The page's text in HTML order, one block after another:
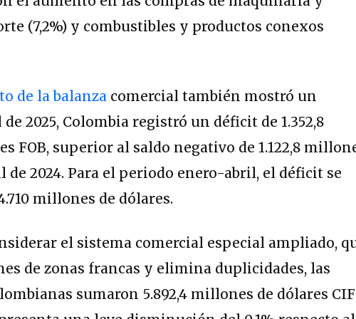
(7,2%) y combustibles y productos conexos
de la balanza comercial también mostró un
2025, Colombia registró un déficit de 1.352,8
FOB, superior al saldo negativo de 1.122,8
de 2024. Para el periodo enero-abril, el déficit se
millones de dólares.
el sistema comercial especial ampliado,
de zonas francas y elimina duplicidades, las
sumaron 5.892,4 millones de dólares CIF